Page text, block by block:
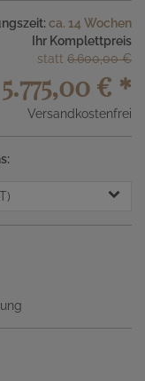
ca. 14 Wochen
Ihr Komplettpreis
statt 6.600,00 €
5.775,00 € *
Versandkostenfrei